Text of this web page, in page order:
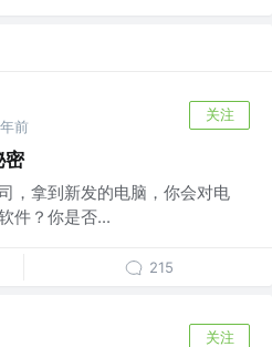
前
关注
密
，拿到新发的电脑，你会对电
件？你是否...
215
关注